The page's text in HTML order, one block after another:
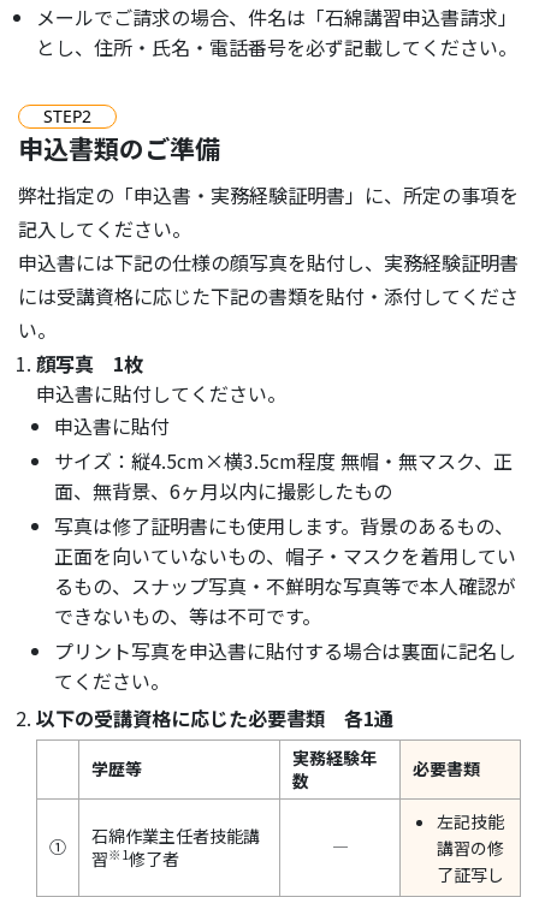
メールでご請求の場合、件名は「石綿講習申込書請求」
とし、住所・氏名・電話番号を必ず記載してください。
STEP2
申込書類のご準備
弊社指定の「申込書・実務経験証明書」に、所定の事項を
記入してください。
申込書には下記の仕様の顔写真を貼付し、実務経験証明書
には受講資格に応じた下記の書類を貼付・添付してくださ
い。
顔写真 1枚
申込書に貼付してください。
申込書に貼付
サイズ：縦4.5cm×横3.5cm程度 無帽・無マスク、正
面、無背景、6ヶ月以内に撮影したもの
写真は修了証明書にも使用します。背景のあるもの、
正面を向いていないもの、帽子・マスクを着用してい
るもの、スナップ写真・不鮮明な写真等で本人確認が
できないもの、等は不可です。
プリント写真を申込書に貼付する場合は裏面に記名し
てください。
以下の受講資格に応じた必要書類 各1通
学歴等
実務経験年
数
必要書類
①
石綿作業主任者技能講
習※1修了者 ―
左記技能
講習の修
了証写し